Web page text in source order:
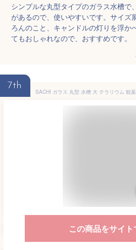
シンプルな丸型タイプのガラス水槽で
があるので、使いやすいです。サイズ
ろんのこと、キャンドルの灯りを浮か
てもおしゃれなので、おすすめです。
7th
この商品をサイト